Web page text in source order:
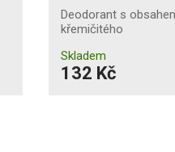
Deodorant s
křemičitého
Skladem
132 Kč